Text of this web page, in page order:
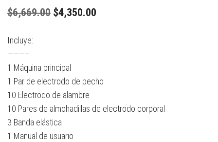
$6,669.00 $4,350.00
Incluye:
———–
1 Máquina principal
1 Par de electrodo de pecho
10 Electrodo de alambre
10 Pares de almohadillas de electrodo corporal
3 Banda elástica
1 Manual de usuario